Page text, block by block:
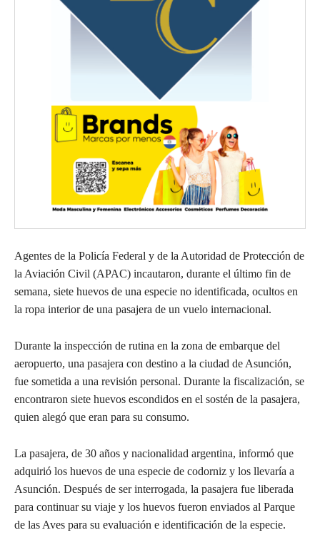
Agentes de la Policía Federal y de la Autoridad de Protección de
la Aviación Civil (APAC) incautaron, durante el último fin de
semana, siete huevos de una especie no identificada, ocultos en
la ropa interior de una pasajera de un vuelo internacional.
Durante la inspección de rutina en la zona de embarque del
aeropuerto, una pasajera con destino a la ciudad de Asunción,
fue sometida a una revisión personal. Durante la fiscalización, se
encontraron siete huevos escondidos en el sostén de la pasajera,
quien alegó que eran para su consumo.
La pasajera, de 30 años y nacionalidad argentina, informó que
adquirió los huevos de una especie de codorniz y los llevaría a
Asunción. Después de ser interrogada, la pasajera fue liberada
para continuar su viaje y los huevos fueron enviados al Parque
de las Aves para su evaluación e identificación de la especie.